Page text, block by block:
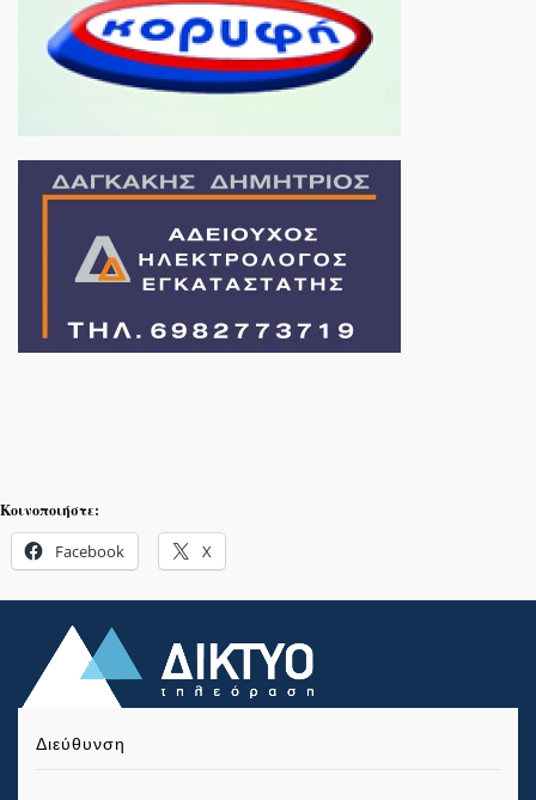
Κοινοποιήστε:
Facebook X
Διεύθυνση